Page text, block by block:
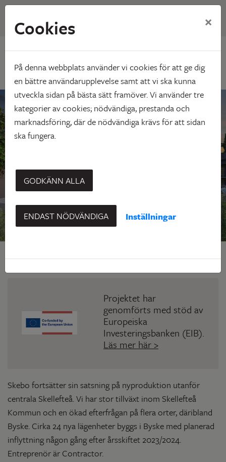
Hem Skebo bygger Byske
Byske
Projektet har
genomförts med stöd av
Europeiska
Investeringsbanken (EIB).
Läs mer här >
Skebo fortsätter sin satsning på nyproduktion utanför
centrala Skellefteå. Vi har stor tillväxt inom Skellefteå
Kommun och en ökad efterfrågan på flera orter, däribland
Byske. Cirka 24 nya lägenheter byggs i Byske med planerad
inflyttning någon gång efter årsskiftet 2023/2024.
Entreprenör är Contractor.
Cookies ×
På denna webbplats använder vi cookies för att ge dig
en bättre användarupplevelse samt att vi ska kunna
utveckla sidan på bästa sätt framöver. Vi använder tre
kategorier av cookies; nödvändiga, prestanda och
marknadsföring, där de nödvändiga krävs för att sidan
ska fungera.
GODKÄNN ALLA
ENDAST NÖDVÄNDIGA Inställningar